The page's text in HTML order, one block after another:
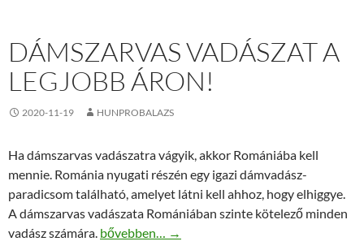
DÁMSZARVAS VADÁSZAT A
LEGJOBB ÁRON!
2020-11-19 HUNPROBALAZS
Ha dámszarvas vadászatra vágyik, akkor Romániába kell
mennie. Románia nyugati részén egy igazi dámvadász-
paradicsom található, amelyet látni kell ahhoz, hogy elhiggye.
A dámszarvas vadászata Romániában szinte kötelező minden
vadász számára. Dámszarvas vadászat a legjobb áron!
bővebben… →